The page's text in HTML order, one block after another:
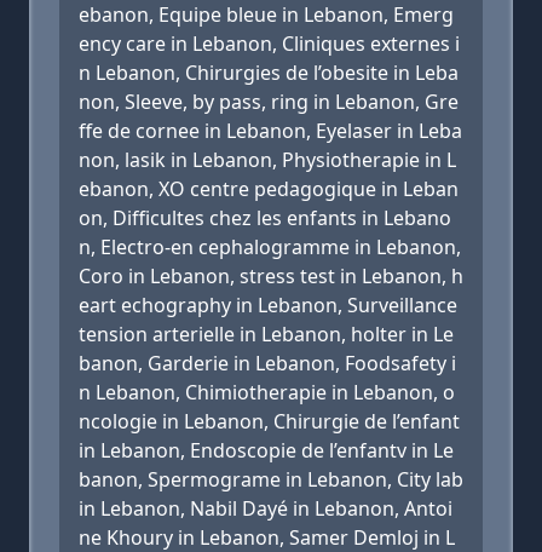
ebanon, Equipe bleue in Lebanon, Emerg
ency care in Lebanon, Cliniques externes i
n Lebanon, Chirurgies de l’obesite in Leba
non, Sleeve, by pass, ring in Lebanon, Gre
ffe de cornee in Lebanon, Eyelaser in Leba
non, lasik in Lebanon, Physiotherapie in L
ebanon, XO centre pedagogique in Leban
on, Difficultes chez les enfants in Lebano
n, Electro-en cephalogramme in Lebanon,
Coro in Lebanon, stress test in Lebanon, h
eart echography in Lebanon, Surveillance
tension arterielle in Lebanon, holter in Le
banon, Garderie in Lebanon, Foodsafety i
n Lebanon, Chimiotherapie in Lebanon, o
ncologie in Lebanon, Chirurgie de l’enfant
in Lebanon, Endoscopie de l’enfantv in Le
banon, Spermograme in Lebanon, City lab
in Lebanon, Nabil Dayé in Lebanon, Antoi
ne Khoury in Lebanon, Samer Demloj in L